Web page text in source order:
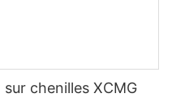
chenilles XCMG